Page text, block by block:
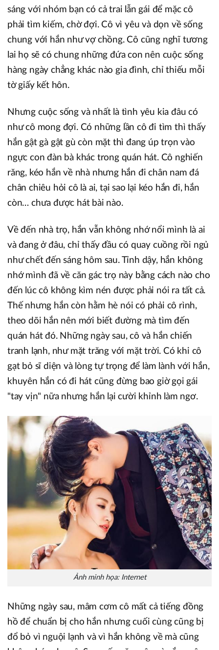
sáng với nhóm bạn có cả trai lẫn gái để mặc cô
phải tìm kiếm, chờ đợi. Cô vì yêu và dọn về sống
chung với hắn như vợ chồng. Cô cũng nghĩ tương
lai họ sẽ có chung những đứa con nên cuộc sống
hàng ngày chẳng khác nào gia đình, chỉ thiếu mỗi
tờ giấy kết hôn.
Nhưng cuộc sống và nhất là tình yêu kia đâu có
như cô mong đợi. Có những lần cô đi tìm thì thấy
hắn gật gà gật gù còn mặt thì đang úp trọn vào
ngực con đàn bà khác trong quán hát. Cô nghiến
răng, kéo hắn về nhà nhưng hắn đi chân nam đá
chân chiêu hỏi cô là ai, tại sao lại kéo hắn đi, hắn
còn… chưa được hát bài nào.
Về đến nhà trọ, hắn vẫn không nhớ nổi mình là ai
và đang ở đâu, chỉ thấy đầu có quay cuồng rồi ngủ
như chết đến sáng hôm sau. Tỉnh dậy, hắn không
nhớ mình đã về căn gác trọ này bằng cách nào cho
đến lúc cô không kìm nén được phải nói ra tất cả.
Thế nhưng hắn còn hằm hè nói có phải cô rình,
theo dõi hắn nên mới biết đường mà tìm đến
quán hát đó. Những ngày sau, cô và hắn chiến
tranh lạnh, như mặt trăng với mặt trời. Có khi cô
gạt bỏ sĩ diện và lòng tự trọng để làm lành với hắn,
khuyên hắn có đi hát cũng đừng bao giờ gọi gái
"tay vịn" nữa nhưng hắn lại cười khỉnh làm ngơ.
Ảnh minh họa: Internet
Những ngày sau, mâm cơm cô mất cả tiếng đồng
hồ để chuẩn bị cho hắn nhưng cuối cùng cũng bị
đổ bỏ vì nguội lạnh và vì hắn không về mà cũng